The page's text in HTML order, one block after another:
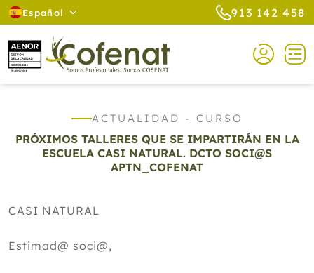
Español 913 142 458
ACTUALIDAD - CURSO
PRÓXIMOS TALLERES QUE SE IMPARTIRÁN EN LA
ESCUELA CASI NATURAL. DCTO SOCI@S
APTN_COFENAT
CASI NATURAL
Estimad@ soci@,